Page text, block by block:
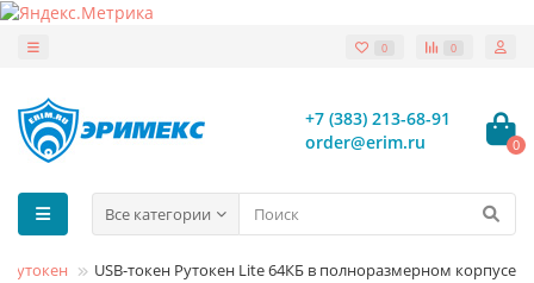
0 0
+7 (383) 213-68-91
order@erim.ru
0
Все категории
Рутокен USB-токен Рутокен Lite 64КБ в полноразмерном корпусе